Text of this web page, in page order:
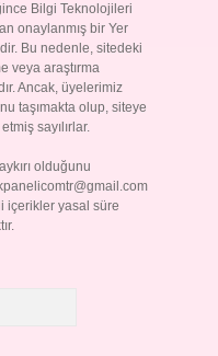
Bilgi Teknolojileri
onaylanmış bir Yer
Bu nedenle, sitedeki
veya araştırma
Ancak, üyelerimiz
taşımakta olup, siteye
sayılırlar.
olduğunu
içerikler yasal süre